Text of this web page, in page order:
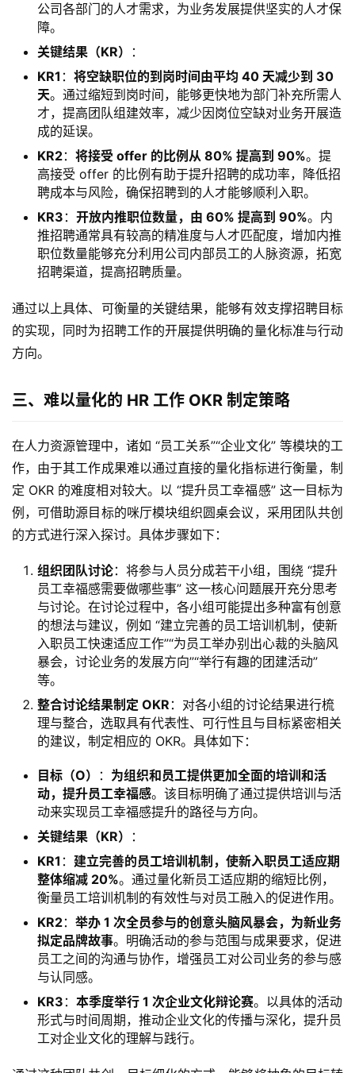
公司各部门的人才需求，为业务发展提供坚实的人才保
障。
关键结果（KR）
：
KR1 ： 将空缺职位的到岗时间由平均 40 天减少到 30
天。通过缩短到岗时间，能够更快地为部门补充所需人
才，提高团队组建效率，减少因岗位空缺对业务开展造
成的延误。
KR2： 将接受 offer 的比例从 80% 提高到 90%。提
高接受 offer 的比例有助于提升招聘的成功率，降低招
聘成本与风险，确保招聘到的人才能够顺利入职。
KR3 ： 开放内推职位数量，由 60% 提高到 90%。内
推招聘通常具有较高的精准度与人才匹配度，增加内推
职位数量能够充分利用公司内部员工的人脉资源，拓宽
招聘渠道，提高招聘质量。
通过以上具体、可衡量的关键结果，能够有效支撑招聘目标
的实现，同时为招聘工作的开展提供明确的量化标准与行动
方向。
三、难以量化的 HR 工作 OKR 制定策略
在人力资源管理中，诸如 “员工关系”“企业文化” 等模块的工
作，由于其工作成果难以通过直接的量化指标进行衡量，制
定 OKR 的难度相对较大。以 “提升员工幸福感” 这一目标为
例，可借助源目标的咪厅模块组织圆桌会议，采用团队共创
的方式进行深入探讨。具体步骤如下：
组织团队讨论：将参与人员分成若干小组，围绕 “提升
员工幸福感需要做哪些事” 这一核心问题展开充分思考
与讨论。在讨论过程中，各小组可能提出多种富有创意
的想法与建议，例如 “建立完善的员工培训机制，使新
入职员工快速适应工作”“为员工举办别出心裁的头脑风
暴会，讨论业务的发展方向”“举行有趣的团建活动”
等。
整合讨论结果制定 OKR ：对各小组的讨论结果进行梳
理与整合，选取具有代表性、可行性且与目标紧密相关
的建议，制定相应的 OKR。具体如下：
目标（O） ： 为组织和员工提供更加全面的培训和活
动，提升员工幸福感。该目标明确了通过提供培训与活
动来实现员工幸福感提升的路径与方向。
关键结果（KR）
：
KR1 ： 建立完善的员工培训机制，使新入职员工适应期
整体缩减 20%。通过量化新员工适应期的缩短比例，
衡量员工培训机制的有效性与对员工融入的促进作用。
KR2： 举办 1 次全员参与的创意头脑风暴会，为新业务
拟定品牌故事。明确活动的参与范围与成果要求，促进
员工之间的沟通与协作，增强员工对公司业务的参与感
与认同感。
KR3 ： 本季度举行 1 次企业文化辩论赛。以具体的活动
形式与时间周期，推动企业文化的传播与深化，提升员
工对企业文化的理解与践行。